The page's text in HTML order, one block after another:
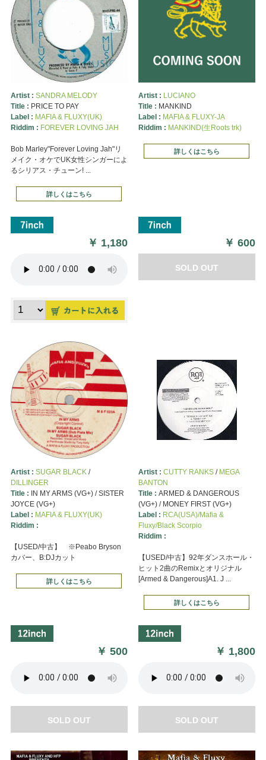
Artist : SANDRA MELODY
Title : PRICE TO PAY
Label : MAFIA & FLUXY(UK)
Riddim : FOREVER LOVING JAH
Bob Marley"Forever Loving Jah"リ
メイク・オケでUK女性シンガーによ
るシリアス・チューン! ...
詳しくはこちら
￥ 1,180
Artist : LUCIANO
Title : MANKIND
Label : MAFIA & FLUXY-JA
Riddim : MANKIND(生Roots trk)
詳しくはこちら
￥600
SOLD OUT
Artist : SUGAR BLACK/
DILLINGER
Title : IN MY ARMS (VG+) / SISTER
JOYCE (VG+)
Label : MAFIA & FLUXY(UK)
Riddim :
【USED/中古】 ※Peabo Bryson
カバー、B:DJカット
詳しくはこちら
￥500
SOLD OUT
Artist : CUTTY RANKS/ MEGA
BANTON
Title : ARMED & DANGEROUS
(VG+) / MONEY FIRST (VG+)
Label : RCA(USA)/Mafia &
Fluxy/Black Scorpio
Riddim :
【USED/中古】92年ダンスホール・
ヒット2曲のRemixとオリジナル
[Armed & Dangerous]A1. J ...
詳しくはこちら
￥ 1,800
SOLD OUT